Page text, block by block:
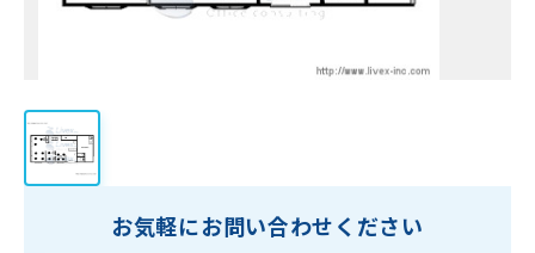
お気軽にお問い合わせください